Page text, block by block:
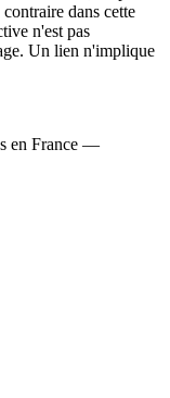
dans cette
n'est pas
Un lien n'implique
en France —